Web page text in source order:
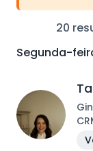
20
Segunda-